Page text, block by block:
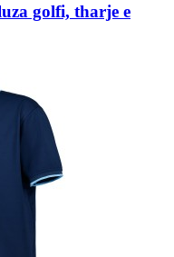
golfi, tharje e